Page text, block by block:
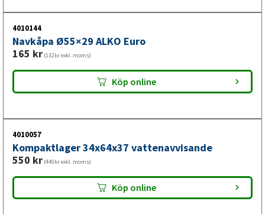
4010144
Navkåpa Ø55×29 ALKO Euro
165 kr (132kr exkl. moms)
Köp online
4010057
Kompaktlager 34x64x37 vattenavvisande
550 kr (440kr exkl. moms)
Köp online